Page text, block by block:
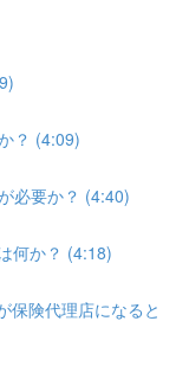
？ (4:09)
必要か？ (4:40)
何か？ (4:18)
険代理店になると